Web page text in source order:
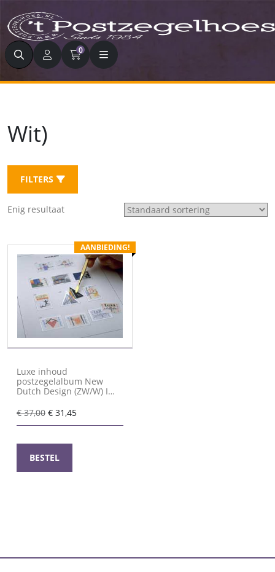
Zoeken 0
Wit)
FILTERS
Enig resultaat
AANBIEDING!
Luxe inhoud
postzegelalbum New
Dutch Design (ZW/W) I
€37,00 Oorspronkelijke
prijs
€ 37,00.
€ 31,45Huidige
prijs
BESTEL